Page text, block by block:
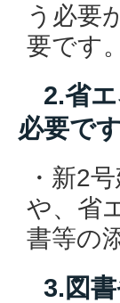
う必要
要です。
2.省エ
必要です
・新2
や、省
書等の
3.図書